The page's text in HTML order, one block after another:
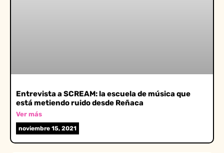
Entrevista a SCREAM: la escuela de música que
está metiendo ruido desde Reñaca
Ver más
noviembre 15, 2021